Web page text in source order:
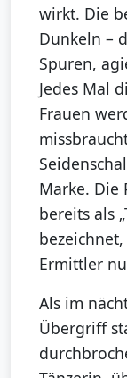
wirkt. Die
Dunkeln –
Spuren,
Jedes Mal
Frauen
Marke. Die
bereits als
Ermittler
Als im
Übergriff